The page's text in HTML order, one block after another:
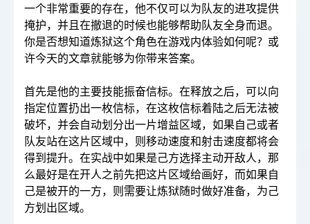
一个非常重要的存在，他不仅可以为队友的进攻提供
掩护，并且在撤退的时候也能够帮助队友全身而退。
你是否想知道炼狱这个角色在游戏内体验如何呢？或
许今天的文章就能够为你带来答案。
首先是他的主要技能振奋信标。在释放之后，可以向
指定位置扔出一枚信标，在这枚信标着陆之后无法被
破坏，并会自动划分出一片增益区域，如果自己或者
队友站在这片区域中，则移动速度和射击速度都将会
得到提升。在实战中如果是己方选择主动开敌人，那
么最好是在开人之前先把这片区域给画好，而如果自
己是被开的一方，则需要让炼狱随时做好准备，为己
方划出区域。